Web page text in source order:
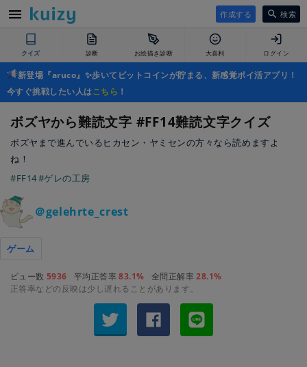
作成する 検索
クイズ 診断 お絵描き診断 大喜利 ログイン
新登場『aruco』✨歩いてビットコインが貯まる、新感覚ポイ活アプリ！
今すぐ挑戦したい人はこちら ！
ボズヤから難読文字 #FF14難読文字クイズ
ボズヤまで進んでいるヒカセン・ヤミセンの方々なら読めますよ
ね！
#FF14#ゲレの工房
＠gelehrte_crest
ゲーム
ビュー数 5936 平均正答率83.1% 全問正解率28.1%
正答率などの反映は少し遅れることがあります。